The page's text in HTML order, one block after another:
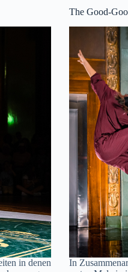
in denen
The Good-
In